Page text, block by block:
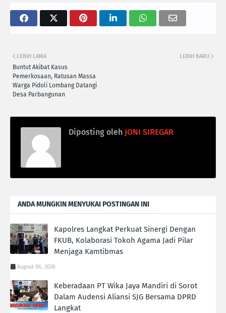
LEBIH BARU
LEBIH LAMA
Buntut Akibat Kasus
Pemerkosaan, Ratusan Massa
Warga Pidoli Lombang Datangi
Desa Parbangunan
Diposting oleh JONI SIREGAR
ANDA MUNGKIN MENYUKAI POSTINGAN INI
Kapolres Langkat Perkuat Sinergi Dengan
FKUB, Kolaborasi Tokoh Agama Jadi Pilar
Menjaga Kamtibmas
August 06, 2026
Keberadaan PT Wika Jaya Mandiri di Sorot
Dalam Audensi Aliansi SJG Bersama DPRD
Langkat